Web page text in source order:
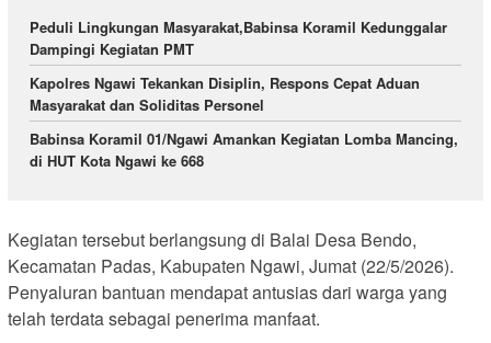
Peduli Lingkungan Masyarakat,Babinsa Koramil Kedunggalar
Dampingi Kegiatan PMT
Kapolres Ngawi Tekankan Disiplin, Respons Cepat Aduan
Masyarakat dan Soliditas Personel
Babinsa Koramil 01/Ngawi Amankan Kegiatan Lomba Mancing,
di HUT Kota Ngawi ke 668
Kegiatan tersebut berlangsung di Balai Desa Bendo,
Kecamatan Padas, Kabupaten Ngawi, Jumat (22/5/2026).
Penyaluran bantuan mendapat antusias dari warga yang
telah terdata sebagai penerima manfaat.